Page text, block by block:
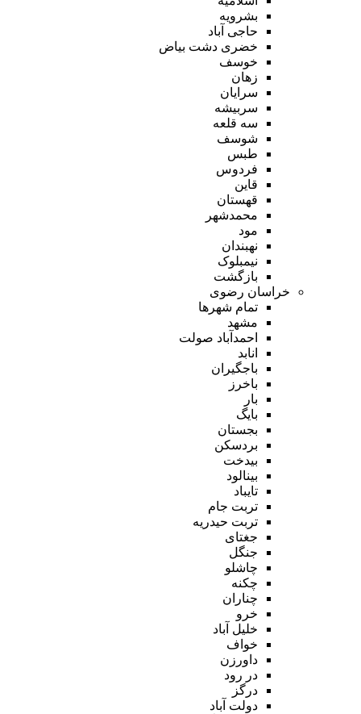
بشرویه
حاجی آباد
خضری دشت بیاض
خوسف
زهان
سرایان
سربیشه
سه قلعه
شوسف
طبس
فردوس
قاین
قهستان
محمدشهر
مود
نهبندان
نیمبلوک
بازگشت
خراسان رضوی
تمام شهر‌ها
مشهد
احمدآباد صولت
انابد
باجگیران
باخرز
بار
بایگ
بجستان
بردسکن
بیدخت
بینالود
تایباد
تربت جام
تربت حیدریه
جغتای
جنگل
چاشلو
چکنه
چناران
خرو
خلیل آباد
خواف
داورزن
در رود
درگز
دولت آباد